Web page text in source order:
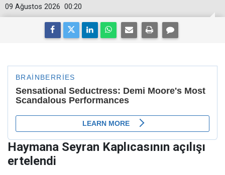
00:20
09 Ağustos 2026
Haymana Seyran Kaplıcasının açılışı
ertelendi